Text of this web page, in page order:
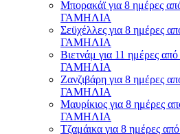
Μπορακάϊ για 8 ημέρες
ΓΑΜΗΛΙΑ
Σεϋχέλλες για 8 ημέρες
ΓΑΜΗΛΙΑ
Βιετνάμ για 11 ημέρες
ΓΑΜΗΛΙΑ
Ζανζιβάρη για 8 ημέρες
ΓΑΜΗΛΙΑ
Μαυρίκιος για 8 ημέρες
ΓΑΜΗΛΙΑ
Τζαμάικα για 8 ημέρες